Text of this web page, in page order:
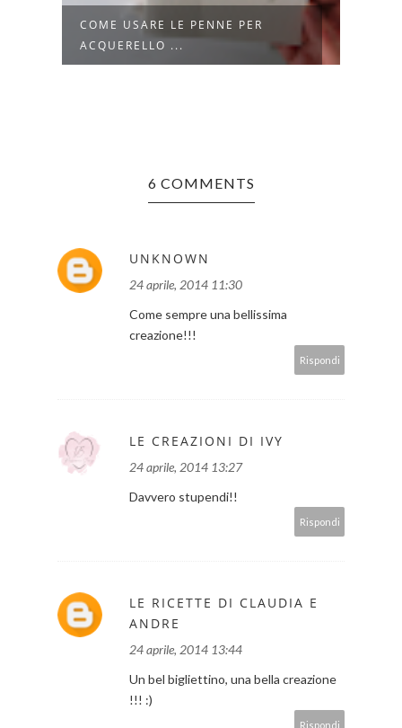
COME USARE LE PENNE PER
ACQUERELLO ...
6 COMMENTS
UNKNOWN
24 aprile, 2014 11:30
Come sempre una bellissima
creazione!!!
Rispondi
LE CREAZIONI DI IVY
24 aprile, 2014 13:27
Davvero stupendi!!
Rispondi
LE RICETTE DI CLAUDIA E
ANDRE
24 aprile, 2014 13:44
Un bel bigliettino, una bella creazione
!!! :)
Rispondi